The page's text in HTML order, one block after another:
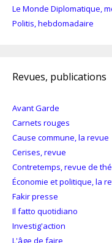
Le Monde Diplomatique,
Politis, hebdomadaire
Revues, publications
Avant Garde
Carnets rouges
Cause commune, la revue
Cerises, revue
Contretemps, revue de
Économie et politique, la
Fakir presse
Il fatto quotidiano
Investig'action
L'âge de faire